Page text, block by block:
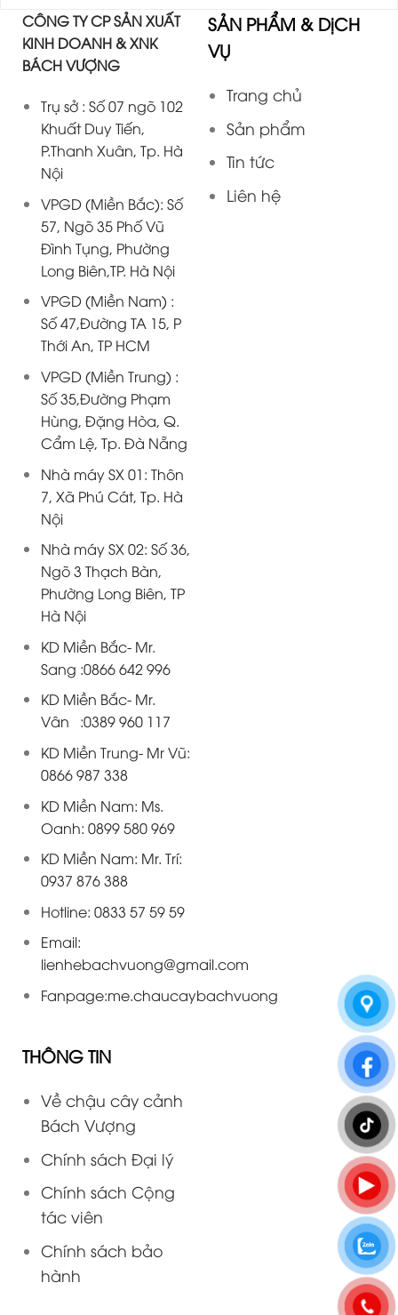
CÔNG TY CP SẢN XUẤT
KINH DOANH & XNK
BÁCH VƯỢNG
Trụ sở : Số 07 ngõ 102
Khuất Duy Tiến,
P.Thanh Xuân, Tp. Hà
Nội
VPGD (Miền Bắc): Số
57, Ngõ 35 Phố Vũ
Đình Tụng, Phường
Long Biên,TP. Hà Nội
VPGD (Miền Nam) :
Số 47,Đường TA 15, P
Thới An, TP HCM
VPGD (Miền Trung) :
Số 35,Đường Phạm
Hùng, Đặng Hòa, Q.
Cẩm Lệ, Tp. Đà Nẵng
Nhà máy SX 01: Thôn
7, Xã Phú Cát, Tp. Hà
Nội
Nhà máy SX 02: Số 36,
Ngõ 3 Thạch Bàn,
Phường Long Biên, TP
Hà Nội
KD Miền Bắc- Mr.
Sang :0866 642 996
KD Miền Bắc- Mr.
Vân :0389 960 117
KD Miền Trung- Mr Vũ:
0866 987 338
KD Miền Nam: Ms.
Oanh: 0899 580 969
KD Miền Nam: Mr. Trí:
0937 876 388
Hotline: 0833 57 59 59
Email:
lienhebachvuong@gmail.com
Fanpage:me.chaucaybachvuong
SẢN PHẨM & DịCH
VỤ
Trang chủ
Sản phẩm
Tin tức
Liên hệ
THÔNG TIN
Về chậu cây cảnh
Bách Vượng
Chính sách Đại lý
Chính sách Cộng
tác viên
Chính sách bảo
hành